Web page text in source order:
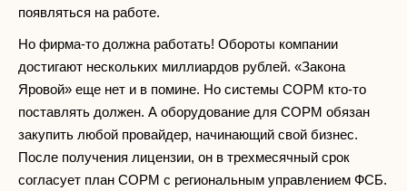
появляться на работе.
Но фирма-то должна работать! Обороты компании
достигают нескольких миллиардов рублей. «Закона
Яровой» еще нет и в помине. Но системы СОРМ кто-то
поставлять должен. А оборудование для СОРМ обязан
закупить любой провайдер, начинающий свой бизнес.
После получения лицензии, он в трехмесячный срок
согласует план СОРМ с региональным управлением ФСБ.